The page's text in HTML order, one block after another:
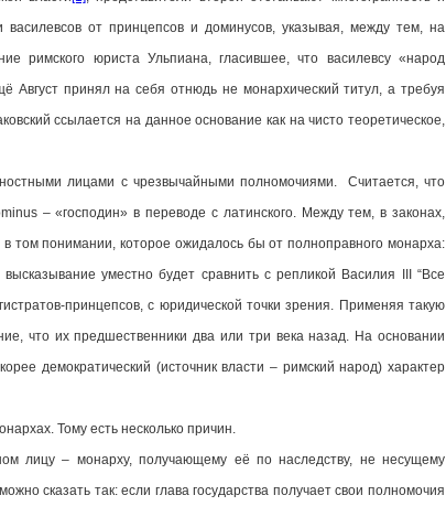
василевсов от принцепсов и доминусов, указывая, между тем, на
римского юриста Ульпиана, гласившее, что василевсу «народ
Август принял на себя отнюдь не монархический титул, а требуя
ссылается на данное основание как на чисто теоретическое,
лицами с чрезвычайными полномочиями. Считается, что
– «господин» в переводе с латинского. Между тем, в законах,
том понимании, которое ожидалось бы от полноправного монарха:
высказывание уместно будет сравнить с репликой Василия III “Все
принцепсов, с юридической точки зрения. Применяя такую
что их предшественники два или три века назад. На основании
демократический (источник власти – римский народ) характер
Тому есть несколько причин.
– монарху, получающему её по наследству, не несущему
сказать так: если глава государства получает свои полномочия